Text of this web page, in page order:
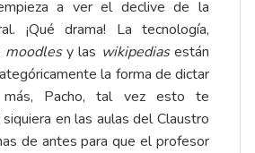
a ver el declive de la
¡Qué drama! La tecnología,
moodlesy las wikipediasestán
la forma de dictar
Pacho, tal vez esto te
en las aulas del Claustro
de antes para que el profesor